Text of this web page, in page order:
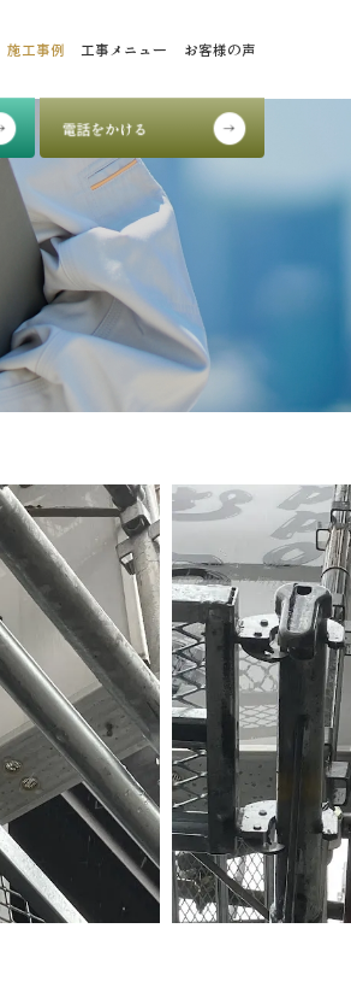
施工事例 工事メニュー お客様の声